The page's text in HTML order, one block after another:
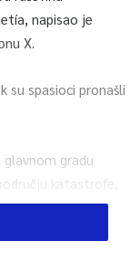
napisao je
X.
su spasioci pronašli
glavnom gradu
katastrofe,
dječaka.